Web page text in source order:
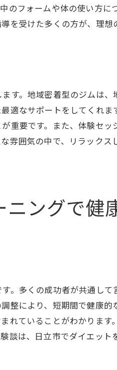
成功
す
のフォームや体の使い方に
を受けた多くの方が、理想
す。地域密着型のジムは、
適なサポートをしてくれま
重要です。また、体験セッ
雰囲気の中で、リラックス
ングで健
。多くの成功者が共通して
整により、短期間で健康的
れていることがわかります
談は、日立市でダイエット